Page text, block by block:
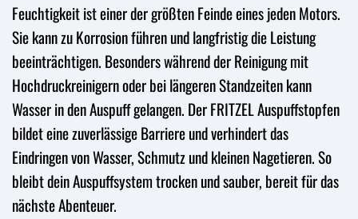
Feuchtigkeit ist einer der größten Feinde eines jeden Motors.
Sie kann zu Korrosion führen und langfristig die Leistung
beeinträchtigen. Besonders während der Reinigung mit
Hochdruckreinigern oder bei längeren Standzeiten kann
Wasser in den Auspuff gelangen. Der FRITZEL Auspuffstopfen
bildet eine zuverlässige Barriere und verhindert das
Eindringen von Wasser, Schmutz und kleinen Nagetieren. So
bleibt dein Auspuffsystem trocken und sauber, bereit für das
nächste Abenteuer.